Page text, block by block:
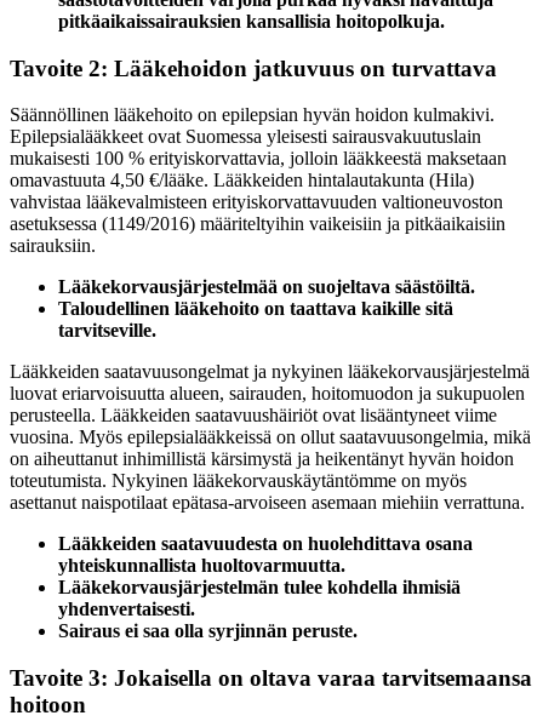
pitkäaikaissairauksien kansallisia hoitopolkuja.
Tavoite 2: Lääkehoidon jatkuvuus on turvattava
Säännöllinen lääkehoito on epilepsian hyvän hoidon kulmakivi.
Epilepsialääkkeet ovat Suomessa yleisesti sairausvakuutuslain
mukaisesti 100 % erityiskorvattavia, jolloin lääkkeestä maksetaan
omavastuuta 4,50 €/lääke. Lääkkeiden hintalautakunta (Hila)
vahvistaa lääkevalmisteen erityiskorvattavuuden valtioneuvoston
asetuksessa (1149/2016) määriteltyihin vaikeisiin ja pitkäaikaisiin
sairauksiin.
Lääkekorvausjärjestelmää on suojeltava säästöiltä.
Taloudellinen lääkehoito on taattava kaikille sitä
tarvitseville.
Lääkkeiden saatavuusongelmat ja nykyinen lääkekorvausjärjestelmä
luovat eriarvoisuutta alueen, sairauden, hoitomuodon ja sukupuolen
perusteella. Lääkkeiden saatavuushäiriöt ovat lisääntyneet viime
vuosina. Myös epilepsialääkkeissä on ollut saatavuusongelmia, mikä
on aiheuttanut inhimillistä kärsimystä ja heikentänyt hyvän hoidon
toteutumista. Nykyinen lääkekorvauskäytäntömme on myös
asettanut naispotilaat epätasa-arvoiseen asemaan miehiin verrattuna.
Lääkkeiden saatavuudesta on huolehdittava osana
yhteiskunnallista huoltovarmuutta.
Lääkekorvausjärjestelmän tulee kohdella ihmisiä
yhdenvertaisesti.
Sairaus ei saa olla syrjinnän peruste.
Tavoite 3: Jokaisella on oltava varaa tarvitsemaansa
hoitoon